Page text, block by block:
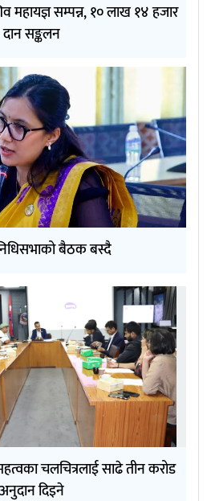
महायज्ञ सम्पन्न, १० लाख १४ हजार
दान सङ्कलन
बैठक बस्दै
चलचित्रलाई साढे तीन करोड
अनुदान दिइने